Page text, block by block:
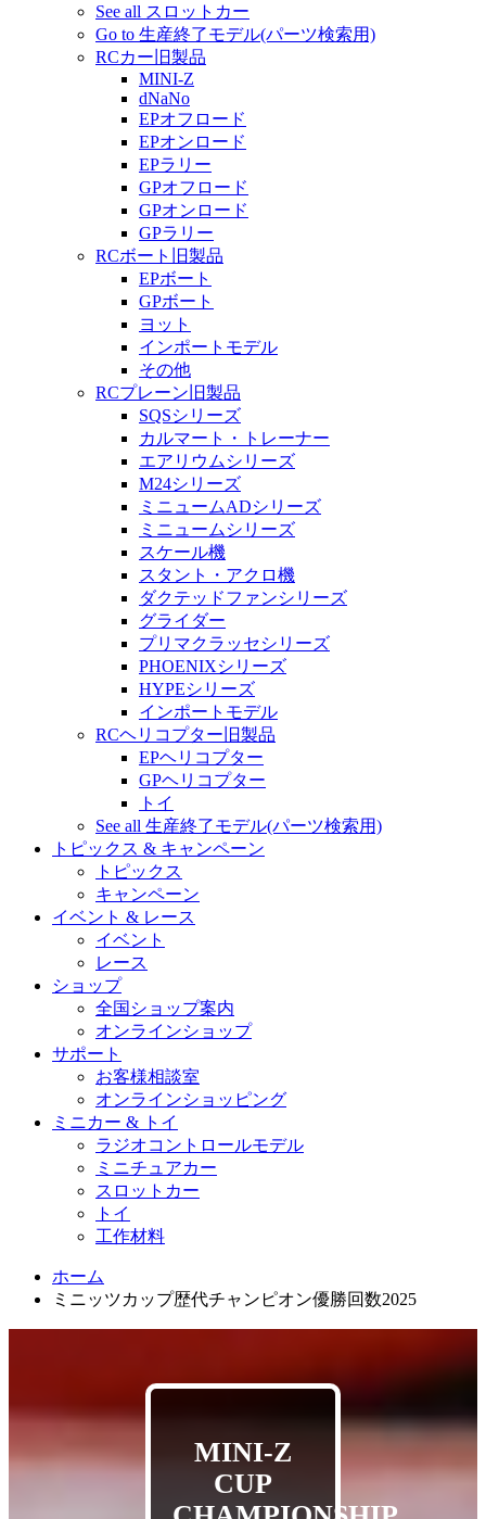
See all スロットカー
Go to 生産終了モデル(パーツ検索用)
RCカー旧製品
MINI-Z
dNaNo
EPオフロード
EPオンロード
EPラリー
GPオフロード
GPオンロード
GPラリー
RCボート旧製品
EPボート
GPボート
ヨット
インポートモデル
その他
RCプレーン旧製品
SQSシリーズ
カルマート・トレーナー
エアリウムシリーズ
M24シリーズ
ミニュームADシリーズ
ミニュームシリーズ
スケール機
スタント・アクロ機
ダクテッドファンシリーズ
グライダー
プリマクラッセシリーズ
PHOENIXシリーズ
HYPEシリーズ
インポートモデル
RCヘリコプター旧製品
EPヘリコプター
GPヘリコプター
トイ
See all 生産終了モデル(パーツ検索用)
トピックス & キャンペーン
トピックス
キャンペーン
イベント & レース
イベント
レース
ショップ
全国ショップ案内
オンラインショップ
サポート
お客様相談室
オンラインショッピング
ミニカー & トイ
ラジオコントロールモデル
ミニチュアカー
スロットカー
トイ
工作材料
ホーム
ミニッツカップ歴代チャンピオン優勝回数2025
MINI-Z
CUP